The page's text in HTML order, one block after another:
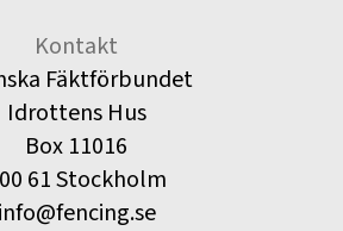
Kontakt
Fäktförbundet
Idrottens Hus
Box 11016
61 Stockholm
info@fencing.se